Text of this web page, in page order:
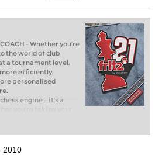
- Whether you’re
the world of club
a tournament level:
efficiently,
personalised
engine – it’s a
you’re taking your
club chess, or already
with FRITZ, you can
and with a
than ever before.
2010